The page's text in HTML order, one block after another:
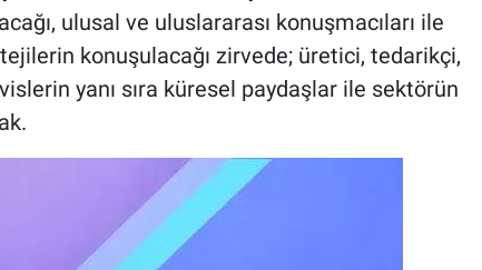
ulusal ve uluslararası konuşmacıları ile
konuşulacağı zirvede; üretici, tedarikçi,
yanı sıra küresel paydaşlar ile sektörün